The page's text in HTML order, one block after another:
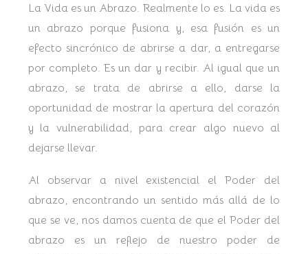
La Vida es un Abrazo. Realmente lo es. La vida es
un abrazo porque fusiona y, esa fusión es un
efecto sincrónico de abrirse a dar, a entregarse
por completo. Es un dar y recibir. Al igual que un
abrazo, se trata de abrirse a ello, darse la
oportunidad de mostrar la apertura del corazón
y la vulnerabilidad, para crear algo nuevo al
dejarse llevar.
Al observar a nivel existencial el Poder del
abrazo, encontrando un sentido más allá de lo
que se ve, nos damos cuenta de que el Poder del
abrazo es un reflejo de nuestro poder de